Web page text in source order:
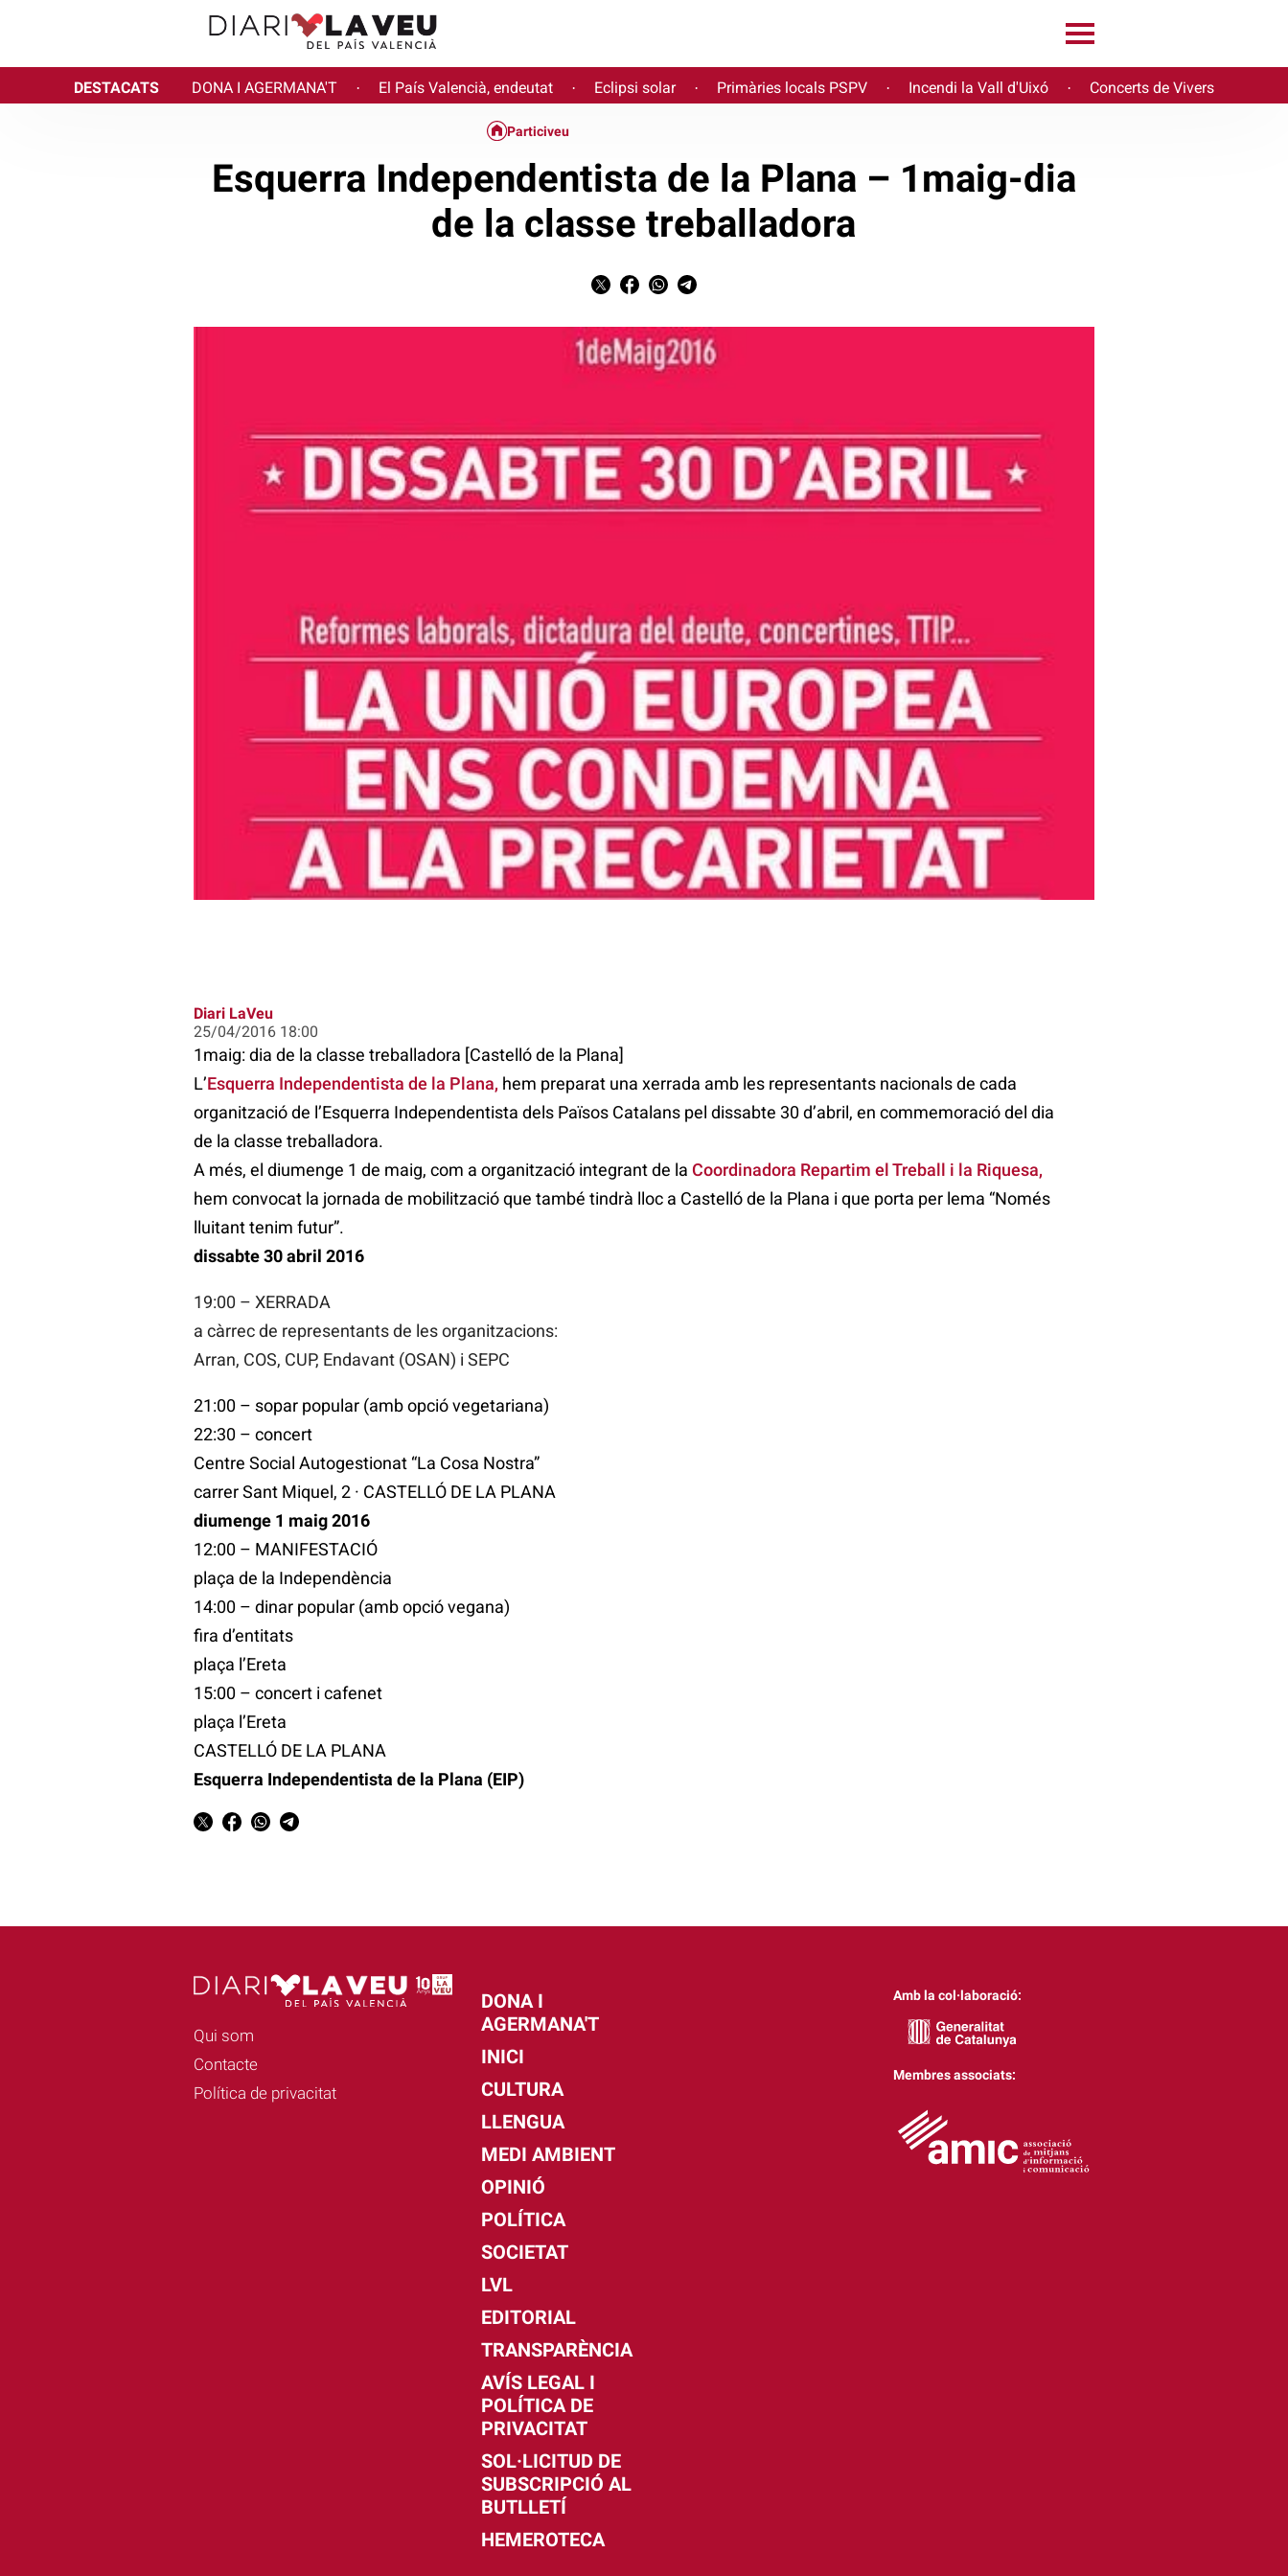
DESTACATS DONA I AGERMANA'T · El País Valencià, endeutat · Eclipsi solar · Primàries locals PSPV · Incendi la Vall d'Uixó · Concerts de Vivers
Particiveu
Esquerra Independentista de la Plana – 1maig-dia
de la classe treballadora
Diari LaVeu
25/04/2016 18:00
1maig: dia de la classe treballadora [Castelló de la Plana]
L’Esquerra Independentista de la Plana, hem preparat una xerrada amb les representants nacionals de cada
organització de l’Esquerra Independentista dels Països Catalans pel dissabte 30 d’abril, en commemoració del dia
de la classe treballadora.
A més, el diumenge 1 de maig, com a organització integrant de la Coordinadora Repartim el Treball i la Riquesa,
hem convocat la jornada de mobilització que també tindrà lloc a Castelló de la Plana i que porta per lema “Només
lluitant tenim futur”.
dissabte 30 abril 2016
19:00 – XERRADA
a càrrec de representants de les organitzacions:
Arran, COS, CUP, Endavant (OSAN) i SEPC
21:00 – sopar popular (amb opció vegetariana)
22:30 – concert
Centre Social Autogestionat “La Cosa Nostra”
carrer Sant Miquel, 2 · CASTELLÓ DE LA PLANA
diumenge 1 maig 2016
12:00 – MANIFESTACIÓ
plaça de la Independència
14:00 – dinar popular (amb opció vegana)
fira d’entitats
plaça l’Ereta
15:00 – concert i cafenet
plaça l’Ereta
CASTELLÓ DE LA PLANA
Esquerra Independentista de la Plana (EIP)
Qui som
Contacte
Política de privacitat
DONA I
AGERMANA'T
INICI
CULTURA
LLENGUA
MEDI AMBIENT
OPINIÓ
POLÍTICA
SOCIETAT
LVL
EDITORIAL
TRANSPARÈNCIA
AVÍS LEGAL I
POLÍTICA DE
PRIVACITAT
SOL·LICITUD DE
SUBSCRIPCIÓ AL
BUTLLETÍ
HEMEROTECA
Amb la col·laboració:
Membres associats: